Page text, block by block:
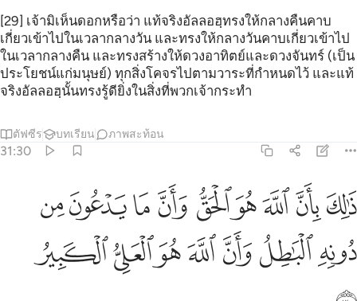
[29] เจ้ามิเห็นดอกหรือว่า แท้จริงอัลลอฮฺทรงให้กลางคืนคาบ
เกี่ยวเข้าไปในเวลากลางวัน และทรงให้กลางวันคาบเกี่ยวเข้าไป
ในเวลากลางคืน และทรงสร้างให้ดวงอาทิตย์และดวงจันทร์ (เป็น
ประโยชน์แก่มนุษย์) ทุกสิ่งโคจรไปตามวาระที่กำหนดไว้ และแท้
จริงอัลลอฮฺนั้นทรงรู้ดียิ่งในสิ่งที่พวกเจ้ากระทำ
ตัฟซีร บทเรียน ภาพสะท้อน
31:30
ذالك بان الله هو الحق وان ما يدعون من دونه الباطل وان الله هو العلي
ذَٰلِكَ بِأَنَّ ٱللَّهَ هُوَ ٱلْحَقُّ وَأَنَّ مَا يَدْعُونَ مِن دُونِهِ ٱلْبَـٰطِلُ وَأَنَّ
ﱜﱝﱞﱟﱠ ﱡﱢﱣﱤ
ﱥﱦﱧﱨﱩﱪﱫ